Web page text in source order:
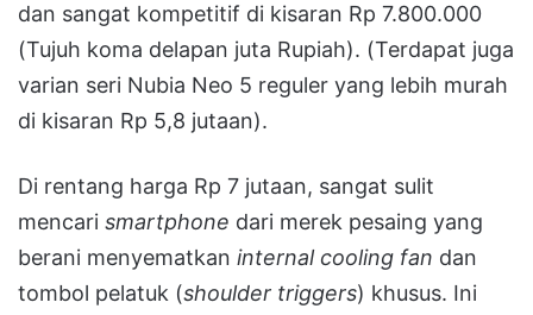
dan sangat kompetitif di kisaran Rp 7.800.000
(Tujuh koma delapan juta Rupiah). (Terdapat juga
varian seri Nubia Neo 5 reguler yang lebih murah
di kisaran Rp 5,8 jutaan).
Di rentang harga Rp 7 jutaan, sangat sulit
mencari smartphone dari merek pesaing yang
berani menyematkan internal cooling fan dan
tombol pelatuk (shoulder triggers) khusus. Ini